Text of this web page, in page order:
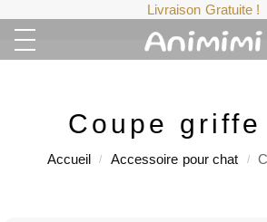
Livraison Gratuite !
Coupe griffe
Accueil / Accessoire pour chat /